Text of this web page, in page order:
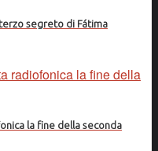
segreto di Fátima
la fine della seconda